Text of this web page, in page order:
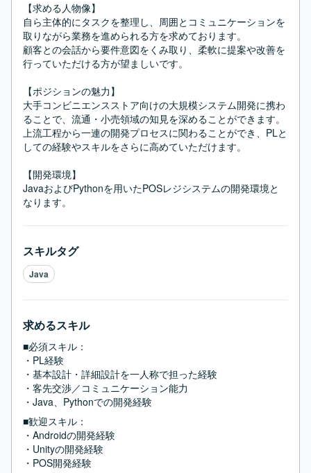
【求める人物像】
自ら主体的にタスクを整理し、周囲とコミュニケーションを
取りながら業務を進められる方を求めております。
顧客との会話から要件意図をくみ取り、柔軟に提案や改善を
行っていただける方が望ましいです。
【ポジションの魅力】
大手コンビニエンスストア向けの大規模システム開発に携わ
ることで、流通・小売領域の知見を深めることができます。
上流工程から一連の開発プロセスに関わることができ、PLと
しての経験やスキルをさらに高めていただけます。
【開発環境】
JavaおよびPythonを用いたPOSレジシステムの開発環境と
なります。
スキルタグ
Java
求めるスキル
■必須スキル：
・PL経験
・基本設計・詳細設計を一人称で担った経験
・客先交渉／コミュニケーション能力
・Java、Pythonでの開発経験
■歓迎スキル：
・Androidの開発経験
・Unityの開発経験
・POS開発経験